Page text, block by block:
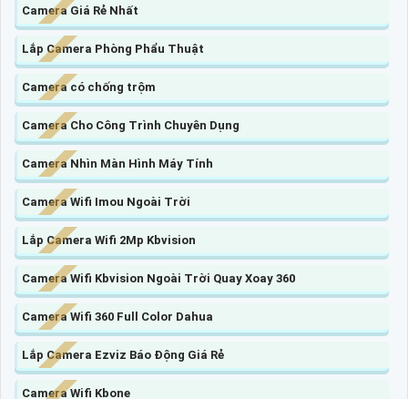
Camera Giá Rẻ Nhất
Lắp Camera Phòng Phẩu Thuật
Camera có chống trộm
Camera Cho Công Trình Chuyên Dụng
Camera Nhìn Màn Hình Máy Tính
Camera Wifi Imou Ngoài Trời
Lắp Camera Wifi 2Mp Kbvision
Camera Wifi Kbvision Ngoài Trời Quay Xoay 360
Camera Wifi 360 Full Color Dahua
Lắp Camera Ezviz Báo Động Giá Rẻ
Camera Wifi Kbone